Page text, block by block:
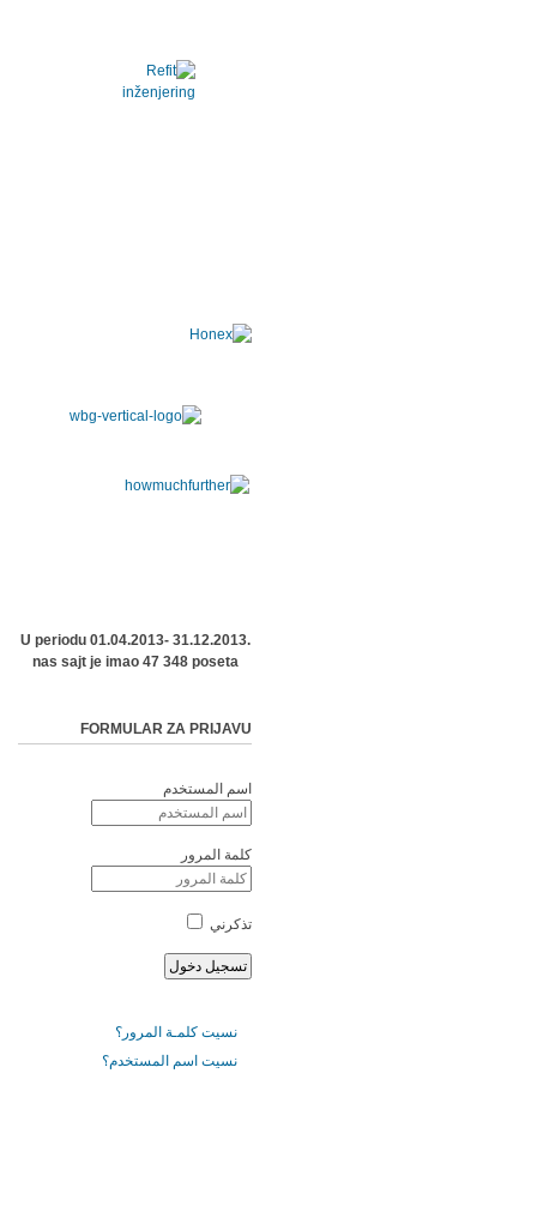
U periodu 01.04.2013- 31.12.2013.
nas sajt je imao 47 348 poseta
FORMULAR ZA PRIJAVU
اسم المستخدم
كلمة المرور
تذكرني
نسيت كلمـة المرور؟
نسيت اسم المستخدم؟